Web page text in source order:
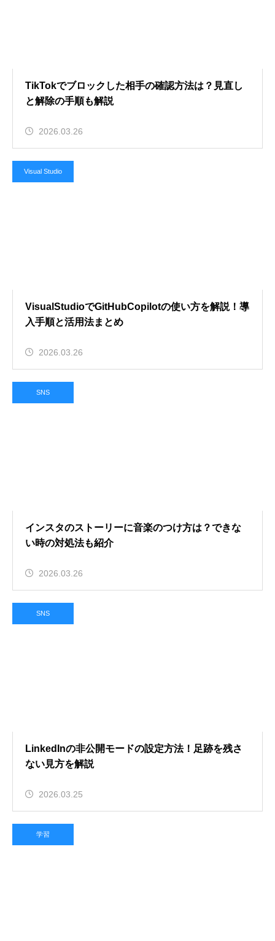
TikTokでブロックした相手の確認方法は？見直し
と解除の手順も解説
2026.03.26
Visual Studio
VisualStudioでGitHubCopilotの使い方を解説！導
入手順と活用法まとめ
2026.03.26
SNS
インスタのストーリーに音楽のつけ方は？できな
い時の対処法も紹介
2026.03.26
SNS
LinkedInの非公開モードの設定方法！足跡を残さ
ない見方を解説
2026.03.25
学習